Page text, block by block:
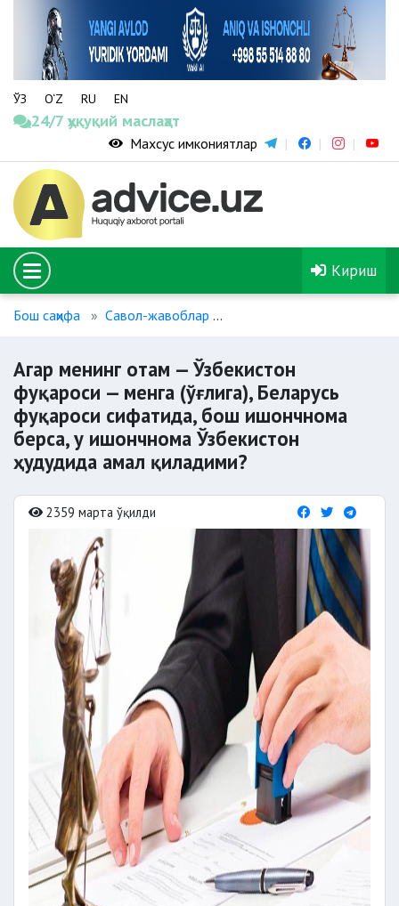
ЎЗ O‘Z RU EN
24/7 ҳуқуқий маслаҳат
Махсус имкониятлар
Кириш
Бош саҳифа Савол-жавоблар
Агар менинг отам — Ўзбекистон
фуқароси — менга (ўғлига), Беларусь
фуқароси сифатида, бош ишончнома
берса, у ишончнома Ўзбекистон
ҳудудида амал қиладими?
2359 марта ўқилди